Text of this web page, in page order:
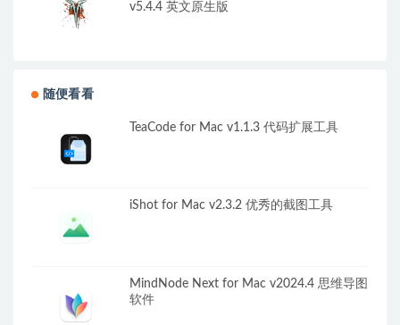
v5.4.4 英文原生版
随便看看
TeaCode for Mac v1.1.3 代码扩展工具
iShot for Mac v2.3.2 优秀的截图工具
MindNode Next for Mac v2024.4 思维导图
软件